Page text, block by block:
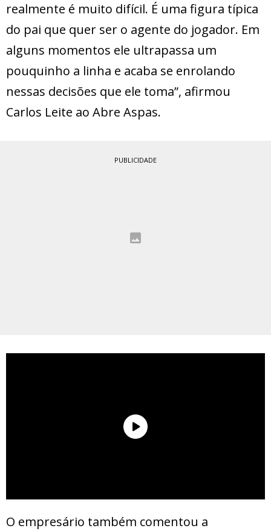
realmente é muito difícil. É uma figura típica
do pai que quer ser o agente do jogador. Em
alguns momentos ele ultrapassa um
pouquinho a linha e acaba se enrolando
nessas decisões que ele toma”, afirmou
Carlos Leite ao Abre Aspas.
PUBLICIDADE
O empresário também comentou a